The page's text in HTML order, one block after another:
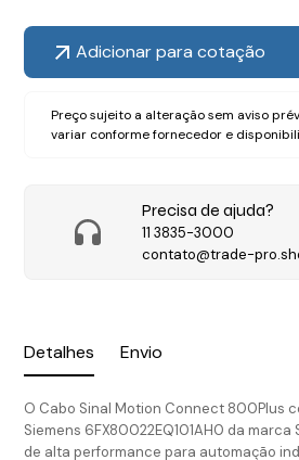
Detalhes Envio
O Cabo Sinal Motion Connect 800Plus
Siemens 6FX80022EQ101AH0 da marca
de alta performance para automação
Adicionar para cotação
Preço sujeito a alteração sem aviso
variar conforme fornecedor e
Precisa de ajuda?
11 3835-3000
contato@trade-